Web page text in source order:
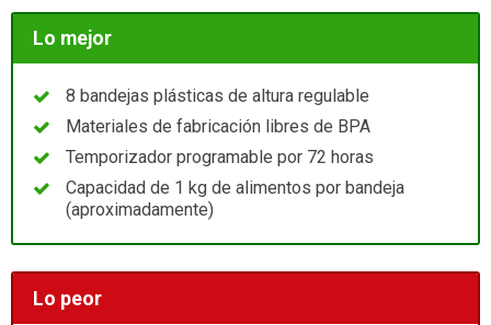
Lo mejor
8 bandejas plásticas de altura regulable
Materiales de fabricación libres de BPA
Temporizador programable por 72 horas
Capacidad de 1 kg de alimentos por bandeja
(aproximadamente)
Lo peor